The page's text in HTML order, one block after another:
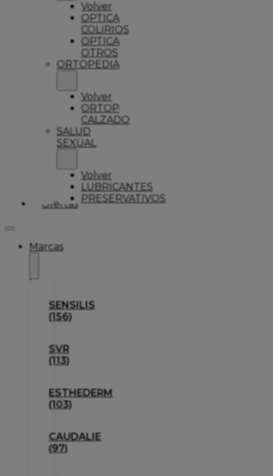
Volver
OPTICA
COLIRIOS
OPTICA
OTROS
ORTOPEDIA
Volver
ORTOP
CALZADO
SALUD
SEXUAL
Volver
LUBRICANTES
PRESERVATIVOS
Ofertas
Marcas
SENSILIS
(156)
SVR
(113)
ESTHEDERM
(103)
CAUDALIE
(97)